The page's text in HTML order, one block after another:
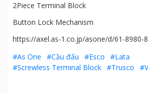
2Piece Terminal Block
Button Lock Mechanism
https://axel.as-1.co.jp/asone/d/61-8980-
#As One
#Cầu đấu #Esco
#Lata
#Screwless Terminal Block #Trusco